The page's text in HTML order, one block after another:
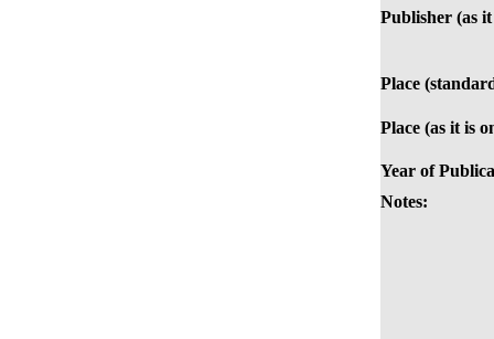
Publisher (as
Place
Place (as it is
Year of
Notes: